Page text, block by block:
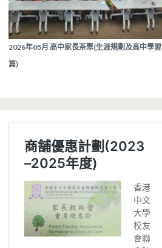
2026年05月 高中家長茶聚(生涯規劃及高中學習
篇)